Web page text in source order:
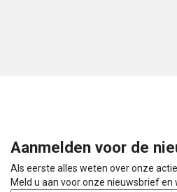
Aanmelden voor de
Als eerste alles weten over onze
Meld u aan voor onze nieuwsbrief en